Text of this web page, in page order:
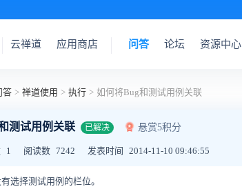
云禅道 应用商店 问答 论坛 资源中心
答 > 禅道使用 > 执行 > 如何将Bug和测试用例关联
测试用例关联 已解决 悬赏5积分
1 阅读数 7242 发表时间 2014-11-10 09:46:55
选择测试用例的栏位。